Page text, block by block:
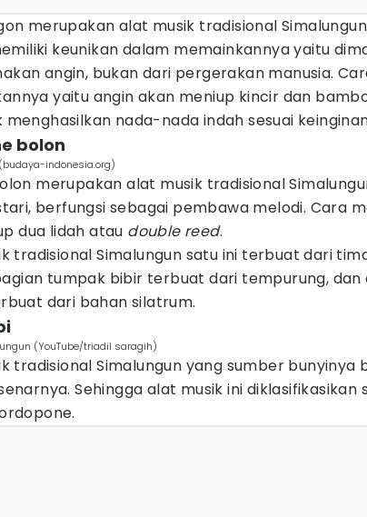
merupakan alat musik tradisional
keunikan dalam memainkannya yaitu
angin, bukan dari pergerakan manusia.
yaitu angin akan meniup kincir dan
nada-nada indah sesuai
bolon
indonesia.org)
merupakan alat musik tradisional
berfungsi sebagai pembawa melodi. Cara
dua lidah atau double reed.
tradisional Simalungun satu ini terbuat dari
tumpak bibir terbuat dari tempurung, dan
dari bahan silatrum.
(YouTube/triadil saragih)
tradisional Simalungun yang sumber bunyinya
Sehingga alat musik ini diklasifikasikan